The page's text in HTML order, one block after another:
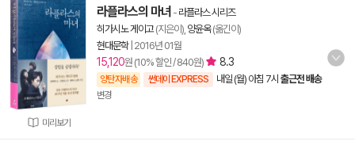
미리보기
라플라스의 마녀 - 라플라스 시리즈
히가시노 게이고(지은이), 양윤옥(옮긴이)
현대문학| 2016년 01월
15,120원 (10% 할인 / 840원) 8.3
양탄자배송 썬데이 EXPRESS 내일 (월) 아침 7시 출근전 배송
변경